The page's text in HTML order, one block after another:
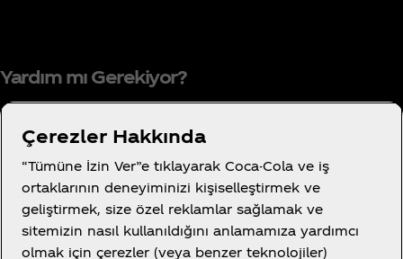
Yardım mı Gerekiyor?
Kullanım Koşulları
Tüketici Gizlilik Bildirimi
Tanımlama Bilgisi Ayarları
Çerezler Hakkında
“Tümüne İzin Ver”e tıklayarak Coca-Cola ve iş
ortaklarının deneyiminizi kişiselleştirmek ve
geliştirmek, size özel reklamlar sağlamak ve
sitemizin nasıl kullanıldığını anlamamıza yardımcı
olmak için çerezler (veya benzer teknolojiler)